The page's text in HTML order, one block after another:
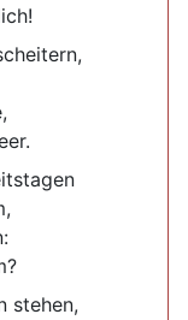
stehen,